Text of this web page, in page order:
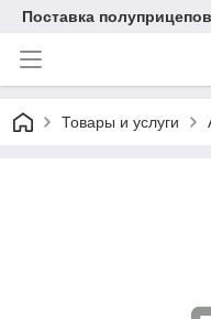
Поставка
Товары и услуги